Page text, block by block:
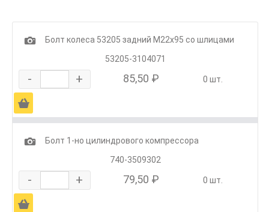
1
Болт колеса 53205 задний М22х95 со шлицами
53205-3104071
- + 85,50 ₽ 0 шт.
Ä
1
Болт 1-но цилиндрового компрессора
740-3509302
- + 79,50 ₽ 0 шт.
Ä